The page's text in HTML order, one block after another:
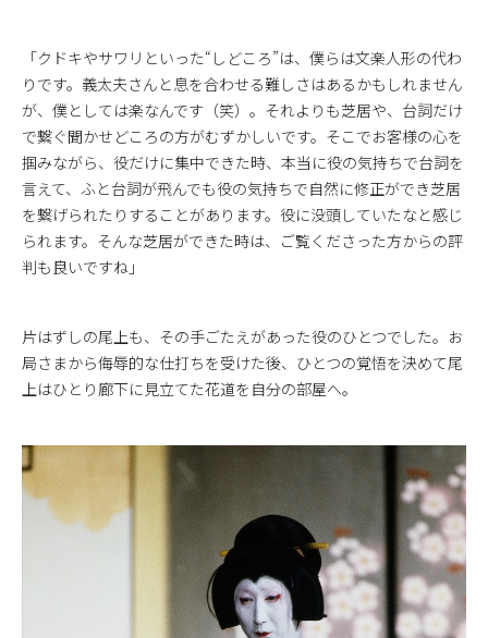
「クドキやサワリといった“しどころ”は、僕らは文楽人形の代わ
りです。義太夫さんと息を合わせる難しさはあるかもしれません
が、僕としては楽なんです（笑）。それよりも芝居や、台詞だけ
で繋ぐ聞かせどころの方がむずかしいです。そこでお客様の心を
掴みながら、役だけに集中できた時、本当に役の気持ちで台詞を
言えて、ふと台詞が飛んでも役の気持ちで自然に修正ができ芝居
を繋げられたりすることがあります。役に没頭していたなと感じ
られます。そんな芝居ができた時は、ご覧くださった方からの評
判も良いですね」
片はずしの尾上も、その手ごたえがあった役のひとつでした。お
局さまから侮辱的な仕打ちを受けた後、ひとつの覚悟を決めて尾
上はひとり廊下に見立てた花道を自分の部屋へ。